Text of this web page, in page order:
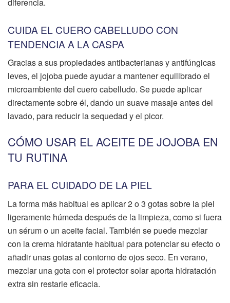
CUIDA EL CUERO CABELLUDO CON
TENDENCIA A LA CASPA
Gracias a sus propiedades antibacterianas y antifúngicas
leves, el jojoba puede ayudar a mantener equilibrado el
microambiente del cuero cabelludo. Se puede aplicar
directamente sobre él, dando un suave masaje antes del
lavado, para reducir la sequedad y el picor.
CÓMO USAR EL ACEITE DE JOJOBA EN
TU RUTINA
PARA EL CUIDADO DE LA PIEL
La forma más habitual es aplicar 2 o 3 gotas sobre la piel
ligeramente húmeda después de la limpieza, como si fuera
un sérum o un aceite facial. También se puede mezclar
con la crema hidratante habitual para potenciar su efecto o
añadir unas gotas al contorno de ojos seco. En verano,
mezclar una gota con el protector solar aporta hidratación
extra sin restarle eficacia.